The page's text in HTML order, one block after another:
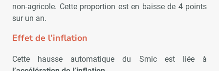
non-agricole. Cette proportion est en baisse de 4 points
sur un an.
Effet de l’inflation
Cette hausse automatique du Smic est liée à